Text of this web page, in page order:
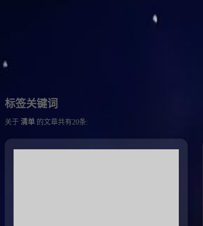
标签关键词
关于 清单 的文章共有20条: